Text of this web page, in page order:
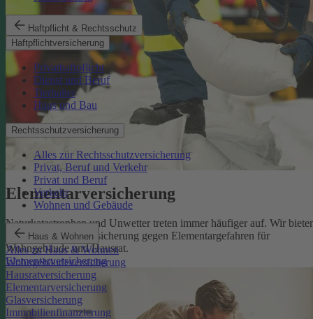
Haftpflicht & Rechtsschutz
Haftpflichtversicherung
Privathaftpflicht
Dienst und Beruf
Tierhalter
Haus und Bau
Rechtsschutzversicherung
Alles zur Rechtsschutzversicherung
Privat, Beruf und Verkehr
Privat und Beruf
Verkehr
Wohnen und Gebäude
Haus & Wohnen
Alles zu Haus & Wohnen
Wohngebäudeversicherung
Hausratversicherung
Elementarversicherung
Glasversicherung
Immobilienfinanzierung
Elementarversicherung
Naturkatastrophen und Unwetter treten immer häufiger auf. Wir
eine zuverlässige Absicherung gegen Elementargefahren für
Wohngebäude und Hausrat.
Elementarversicherung